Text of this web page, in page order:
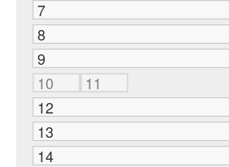
7
8
9
10
11
12
13
14